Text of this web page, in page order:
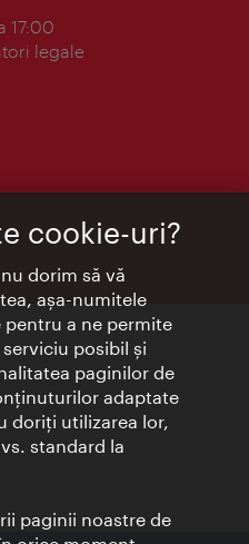
17:00
legale
cookie-uri?
dorim să vă
aşa-numitele
a ne permite
posibil şi
paginilor de
adaptate
doriţi utilizarea lor,
standard la
paginii noastre de